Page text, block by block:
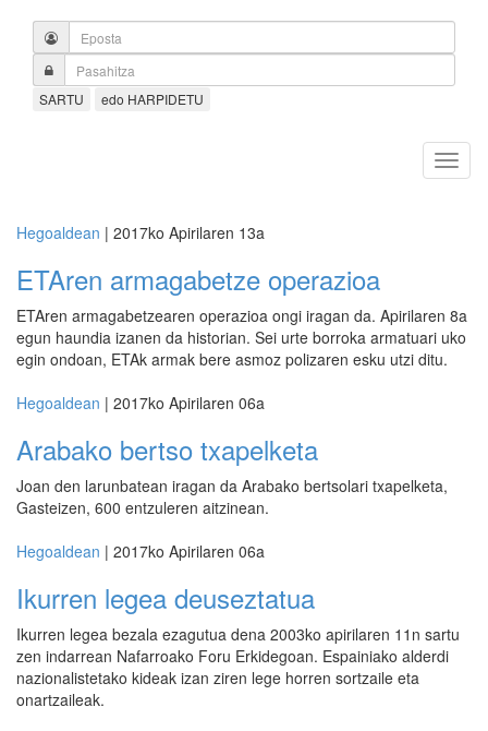
SARTU edo HARPIDETU
Hegoaldean | 2017ko Apirilaren 13a
ETAren armagabetze operazioa
ETAren armagabetzearen operazioa ongi iragan da. Apirilaren 8a
egun haundia izanen da historian. Sei urte borroka armatuari uko
egin ondoan, ETAk armak bere asmoz polizaren esku utzi ditu.
Hegoaldean | 2017ko Apirilaren 06a
Arabako bertso txapelketa
Joan den larunbatean iragan da Arabako bertsolari txapelketa,
Gasteizen, 600 entzuleren aitzinean.
Hegoaldean | 2017ko Apirilaren 06a
Ikurren legea deuseztatua
Ikurren legea bezala ezagutua dena 2003ko apirilaren 11n sartu
zen indarrean Nafarroako Foru Erkidegoan. Espainiako alderdi
nazionalistetako kideak izan ziren lege horren sortzaile eta
onartzaileak.